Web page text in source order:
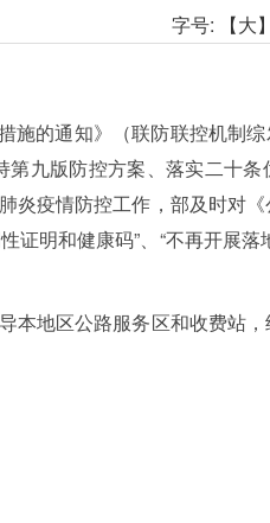
字号: 【大】
施的通知》（联防联控机制
九版防控方案、落实二十条
炎疫情防控工作，部及时对
明和健康码”、“不再开展落
本地区公路服务区和收费站